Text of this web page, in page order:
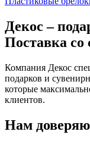
Декос –
Поставка со
Компания Декос
подарков и
которые
клиентов.
Нам